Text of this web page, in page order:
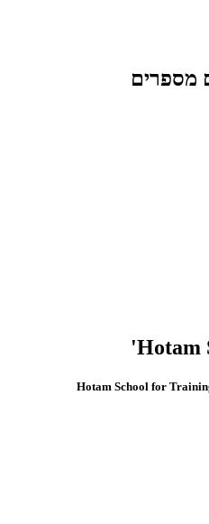
מספרים
'Hotam